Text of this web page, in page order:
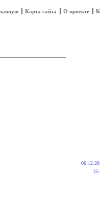
Карта сайта О проекте